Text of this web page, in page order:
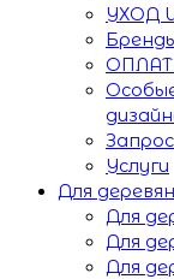
УХОД
Услуги
Для
Для
Для
Для